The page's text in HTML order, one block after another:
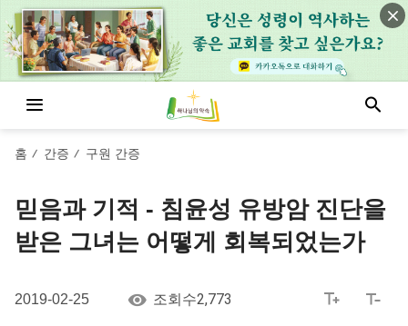
홈 / 간증 / 구원 간증
믿음과 기적 - 침윤성 유방암 진단을
받은 그녀는 어떻게 회복되었는가
2019-02-25 조회수2,773